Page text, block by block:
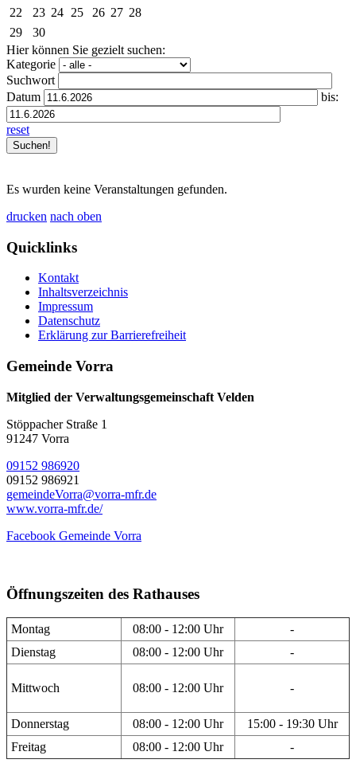
22
23 24 25 26 27 28
29
30
Hier können Sie gezielt suchen:
Kategorie
Suchwort
Datum
bis:
reset
Es wurden keine Veranstaltungen gefunden.
drucken nach oben
Quicklinks
Kontakt
Inhaltsverzeichnis
Impressum
Datenschutz
Erklärung zur Barrierefreiheit
Gemeinde Vorra
Mitglied der Verwaltungsgemeinschaft Velden
Stöppacher Straße 1
91247 Vorra
09152 986920
09152 986921
gemeindeVorra@vorra-mfr.de
www.vorra-mfr.de/
Facebook Gemeinde Vorra
Öffnungszeiten des Rathauses
Montag 08:00 - 12:00 Uhr
-
Dienstag
08:00 - 12:00 Uhr -
Mittwoch 08:00 - 12:00 Uhr -
Donnerstag 08:00 - 12:00 Uhr
15:00 - 19:30 Uhr
Freitag
08:00 - 12:00 Uhr -